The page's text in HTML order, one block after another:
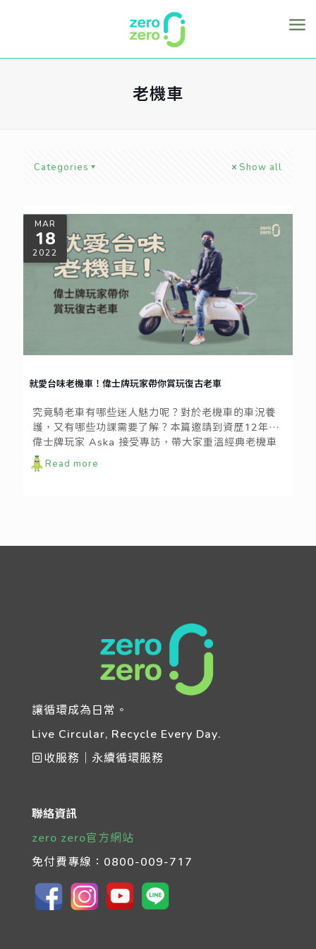
老機車
Categories Show all
MAR
18
2022
就愛台味老機車！偉士牌玩家帶你賞玩復古老車
究竟騎老車有哪些迷人魅力呢？對於老機車的車況養
護，又有哪些功課需要了解？本篇邀請到資歷12年的
偉士牌玩家 Aska 接受專訪，帶大家重溫經典老機車
的美好。
Read more
讓循環成為日常。
Live Circular, Recycle Every Day.
回收服務｜永續循環服務
聯絡資訊
zero zero官方網站
免付費專線： 0800-009-717